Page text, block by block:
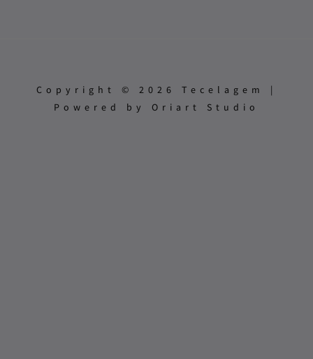
Copyright © 2026 Tecelagem |
Powered by Oriart Studio